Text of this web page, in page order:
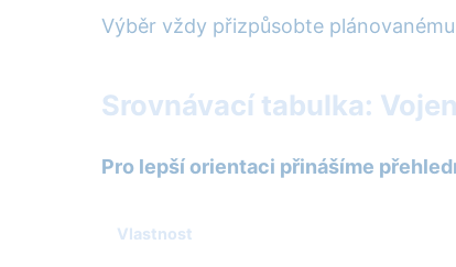
Výběr vždy přizpůsobte
Srovnávací tabulka:
Pro lepší orientaci přinášíme
Vlastnost